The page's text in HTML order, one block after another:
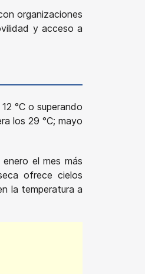
organizaciones
y acceso a
°C o superando
los 29 °C; mayo
el mes más
ofrece cielos
la temperatura a